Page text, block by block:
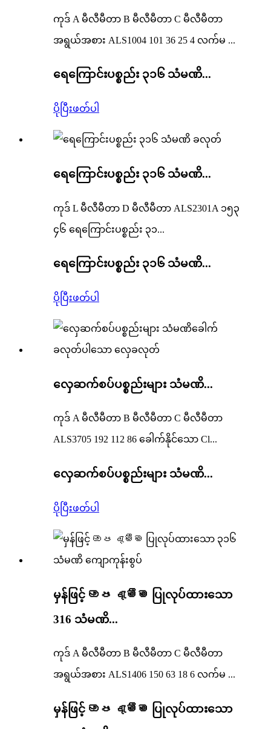
ကုဒ် A မီလီမီတာ B မီလီမီတာ C မီလီမီတာ
အရွယ်အစား ALS1004 101 36 25 4 လက်မ ...
ရေကြောင်းပစ္စည်း ၃၁၆ သံမဏိ...
ပိုပြီးဖတ်ပါ
ရေကြောင်းပစ္စည်း ၃၁၆ သံမဏိ...
ကုဒ် L မီလီမီတာ D မီလီမီတာ ALS2301A ၁၅၃
၄၆ ရေကြောင်းပစ္စည်း ၃၁...
ရေကြောင်းပစ္စည်း ၃၁၆ သံမဏိ...
ပိုပြီးဖတ်ပါ
လှေဆက်စပ်ပစ္စည်းများ သံမဏိ...
ကုဒ် A မီလီမီတာ B မီလီမီတာ C မီလီမီတာ
ALS3705 192 112 86 ခေါက်နိုင်သော Cl...
လှေဆက်စပ်ပစ္စည်းများ သံမဏိ...
ပိုပြီးဖတ်ပါ
မှန်ဖြင့် ඔප දැමීම ပြုလုပ်ထားသော
316 သံမဏိ...
ကုဒ် A မီလီမီတာ B မီလီမီတာ C မီလီမီတာ
အရွယ်အစား ALS1406 150 63 18 6 လက်မ ...
မှန်ဖြင့် ඔප දැමීම ပြုလုပ်ထားသော